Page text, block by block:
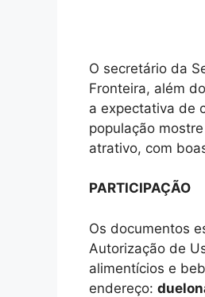
O secretário da
Fronteira, além
a expectativa de
população
atrativo, com
PARTICIPAÇÃO
Os documentos
Autorização de
alimentícios e
endereço: